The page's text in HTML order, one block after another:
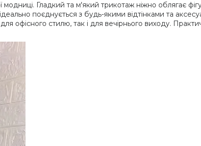
модниці. Гладкий та м'який трикотаж ніжно облягає
поєднується з будь-якими відтінками та
офісного стилю, так і для вечірнього виходу.